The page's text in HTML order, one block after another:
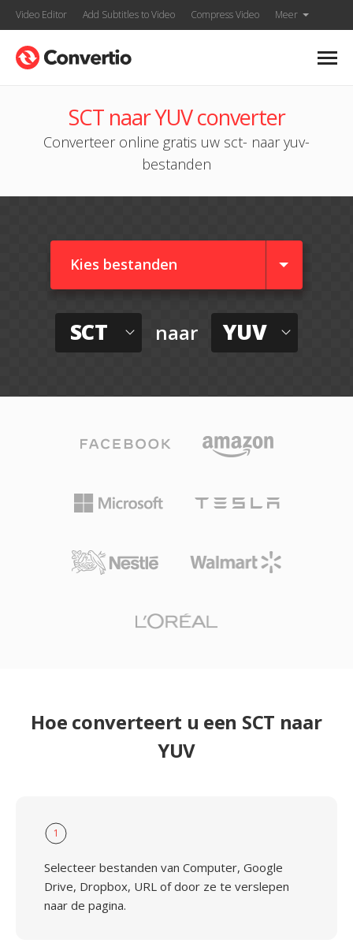
Video Editor Add Subtitles to Video Compress Video Meer
SCT naar YUV converter
Converteer online gratis uw sct- naar yuv-
bestanden
Kies bestanden
SCT naar YUV
Hoe converteert u een SCT naar
YUV
1
Selecteer bestanden van Computer, Google
Drive, Dropbox, URL of door ze te verslepen
naar de pagina.